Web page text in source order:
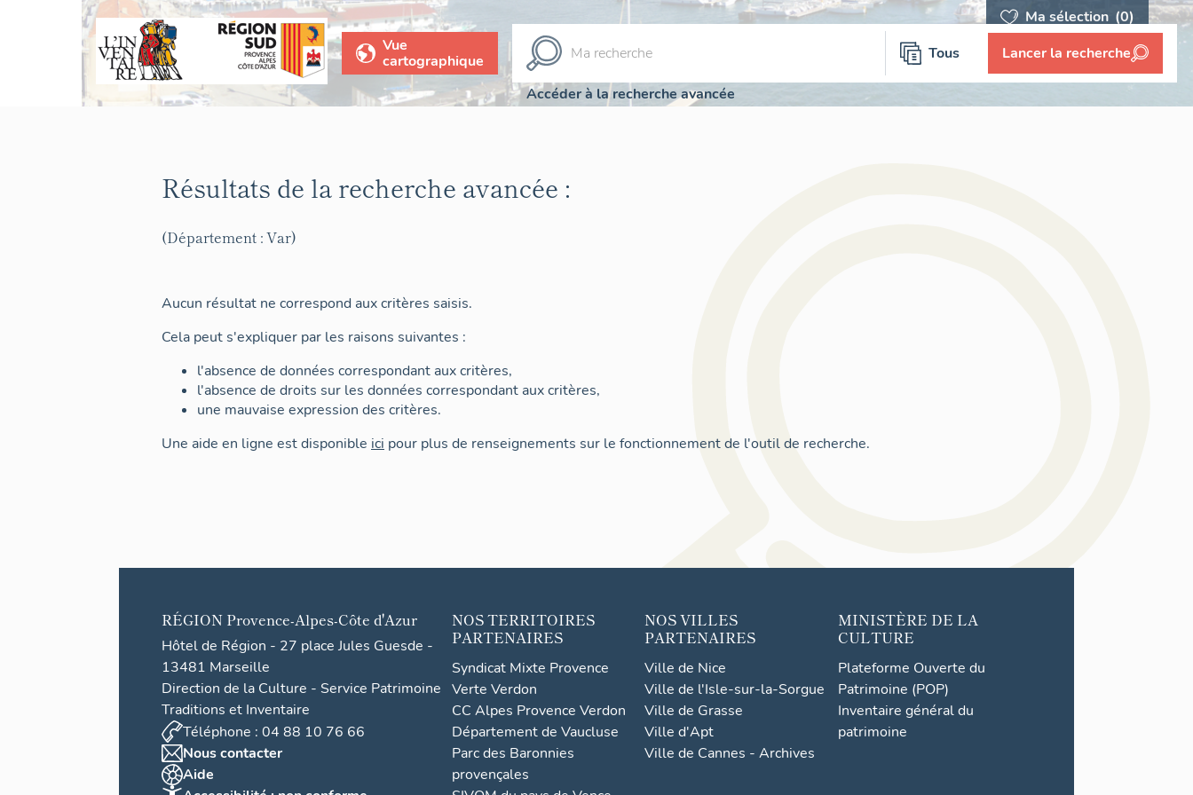
Ma sélection (0)
Vue
cartographique
Tous Lancer la recherche
Accéder à la recherche avancée
Résultats de la recherche avancée :
(Département : Var)
Aucun résultat ne correspond aux critères saisis.
Cela peut s'expliquer par les raisons suivantes :
l'absence de données correspondant aux critères,
l'absence de droits sur les données correspondant aux critères,
une mauvaise expression des critères.
Une aide en ligne est disponible ici pour plus de renseignements sur le fonctionnement de l'outil de recherche.
RÉGION Provence-Alpes-Côte d'Azur
Hôtel de Région - 27 place Jules Guesde -
13481 Marseille
Direction de la Culture - Service Patrimoine
Traditions et Inventaire
Téléphone : 04 88 10 76 66
Nous contacter
Aide
NOS TERRITOIRES
PARTENAIRES
Syndicat Mixte Provence
Verte Verdon
CC Alpes Provence Verdon
Département de Vaucluse
Parc des Baronnies
provençales
NOS VILLES
PARTENAIRES
Ville de Nice
Ville de l'Isle-sur-la-Sorgue
Ville de Grasse
Ville d'Apt
Ville de Cannes - Archives
MINISTÈRE DE LA
CULTURE
Plateforme Ouverte du
Patrimoine (POP)
Inventaire général du
patrimoine